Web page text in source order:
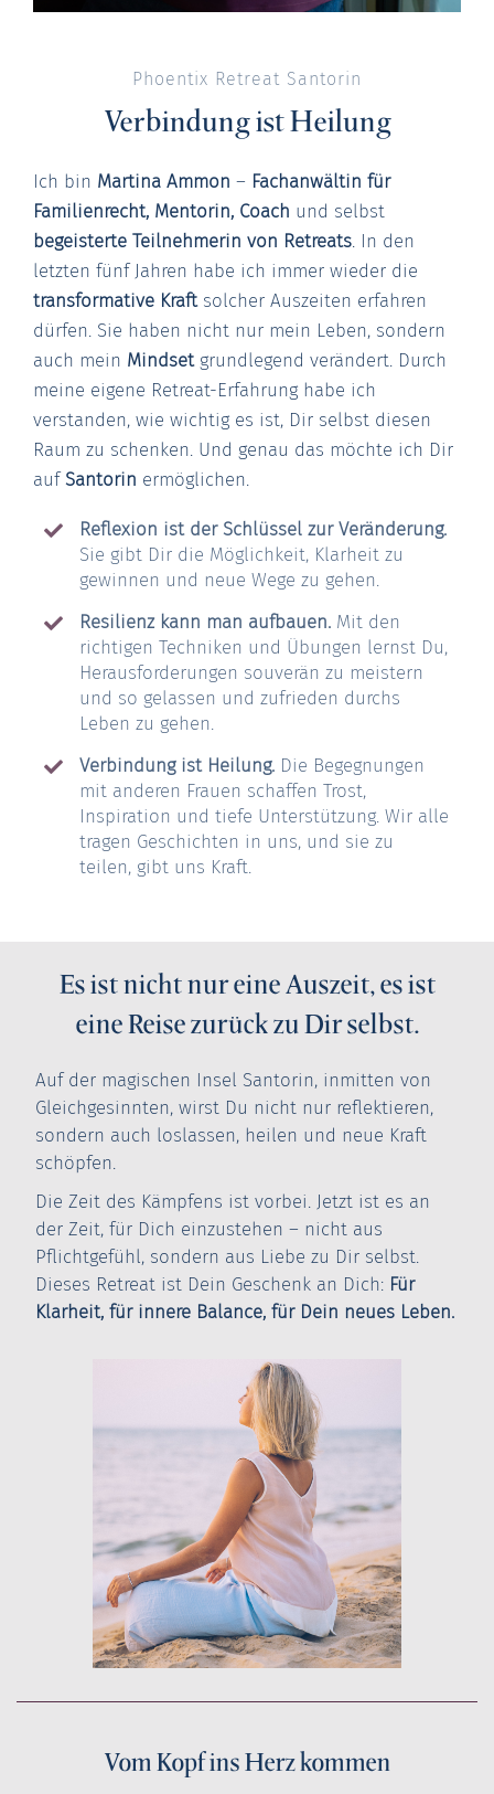
Phoentix Retreat Santorin
Verbindung ist Heilung
Ich bin Martina Ammon – Fachanwältin für
Familienrecht, Mentorin, Coach und selbst
begeisterte Teilnehmerin von Retreats. In den
letzten fünf Jahren habe ich immer wieder die
transformative Kraftsolcher Auszeiten erfahren
dürfen. Sie haben nicht nur mein Leben, sondern
auch mein Mindsetgrundlegend verändert. Durch
meine eigene Retreat-Erfahrung habe ich
verstanden, wie wichtig es ist, Dir selbst diesen
Raum zu schenken. Und genau das möchte ich Dir
aufSantorin ermöglichen.
Reflexion ist der Schlüssel zur Veränderung.
Sie gibt Dir die Möglichkeit, Klarheit zu
gewinnen und neue Wege zu gehen.
Resilienz kann man aufbauen. Mit den
richtigen Techniken und Übungen lernst Du,
Herausforderungen souverän zu meistern
und so gelassen und zufrieden durchs
Leben zu gehen.
Verbindung ist Heilung. Die Begegnungen
mit anderen Frauen schaffen Trost,
Inspiration und tiefe Unterstützung. Wir alle
tragen Geschichten in uns, und sie zu
teilen, gibt uns Kraft.
Es ist nicht nur eine Auszeit, es ist
eine Reise zurück zu Dir selbst.
Auf der magischen Insel Santorin, inmitten von
Gleichgesinnten, wirst Du nicht nur reflektieren,
sondern auch loslassen, heilen und neue Kraft
schöpfen.
Die Zeit des Kämpfens ist vorbei. Jetzt ist es an
der Zeit, für Dich einzustehen – nicht aus
Pflichtgefühl, sondern aus Liebe zu Dir selbst.
Dieses Retreat ist Dein Geschenk an Dich: Für
Klarheit, für innere Balance, für Dein neues Leben.
Vom Kopf ins Herz kommen